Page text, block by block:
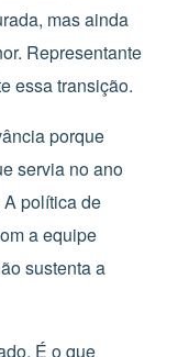
mas ainda
Representante
essa transição.
porque
servia no ano
política de
a equipe
sustenta a
É o que